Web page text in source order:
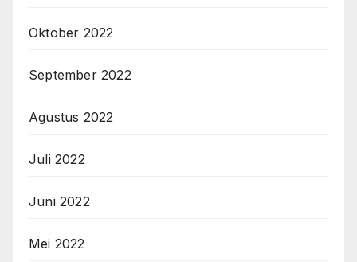
Oktober 2022
September 2022
Agustus 2022
Juli 2022
Juni 2022
Mei 2022